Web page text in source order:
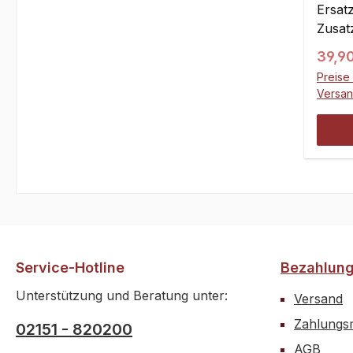
60 x
um
wird
Preise
Service-Hotline
Unterstützung und Beratung unter:
02151 - 820200
Bezahlung
Versand
AGB